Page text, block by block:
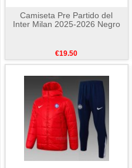
Camiseta Pre Partido del
Inter Milan 2025-2026 Negro
€19.50